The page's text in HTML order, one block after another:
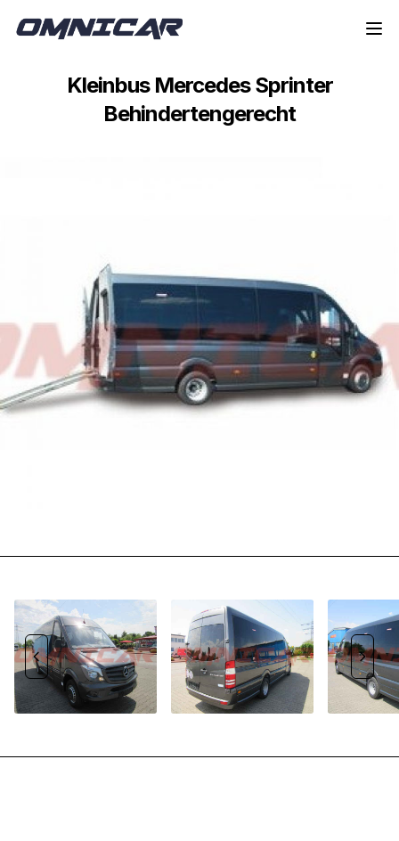
Kleinbus Mercedes Sprinter
Behindertengerecht